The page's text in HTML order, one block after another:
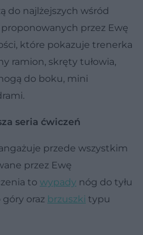
do najlżejszych wśród
przez Ewę
które pokazuje trenerka
ramion, skręty tułowia,
do boku, mini
seria ćwiczeń
przede wszystkim
przez Ewę
to wypady nóg do tyłu
oraz brzuszki typu